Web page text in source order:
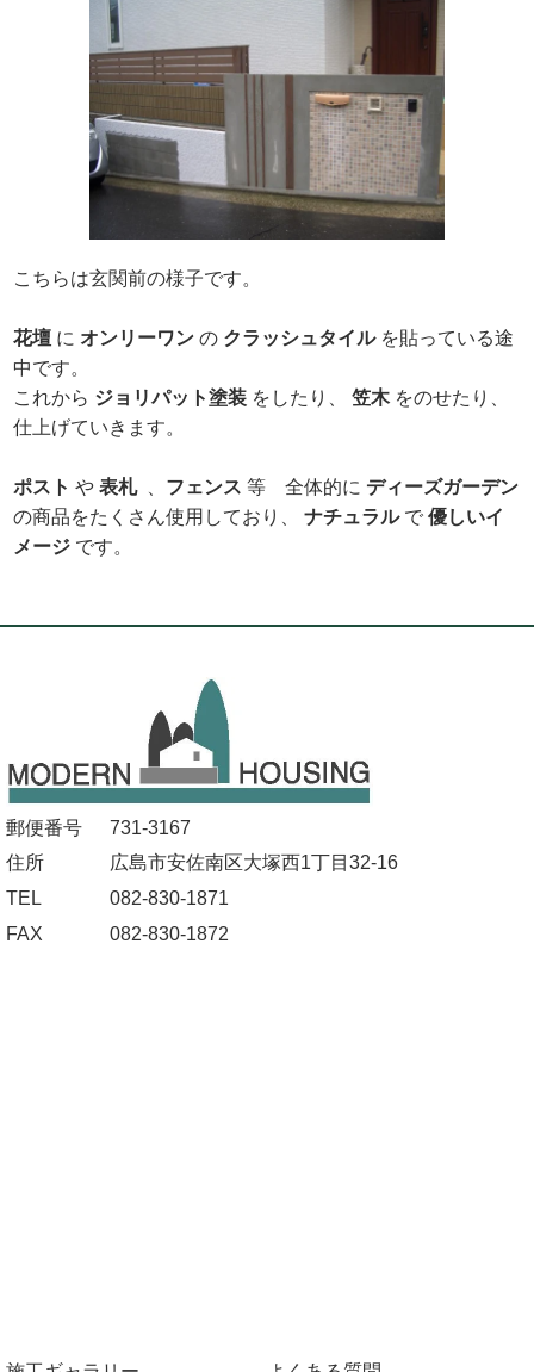
こちらは玄関前の様子です。
花壇 に オンリーワンの クラッシュタイル を貼っている途
中です。
これから ジョリパット塗装 をしたり、笠木 をのせたり、
仕上げていきます。
ポストや 表札 フェンス 等 全体的に ディーズガーデン
の商品をたくさん使用しており、ナチュラル で 優しいイ
メージ です。
郵便番号
731-3167
住所
広島市安佐南区大塚西1丁目32-16
TEL
082-830-1871
FAX
082-830-1872